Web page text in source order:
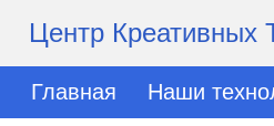
Центр Креативных
Главная Наши